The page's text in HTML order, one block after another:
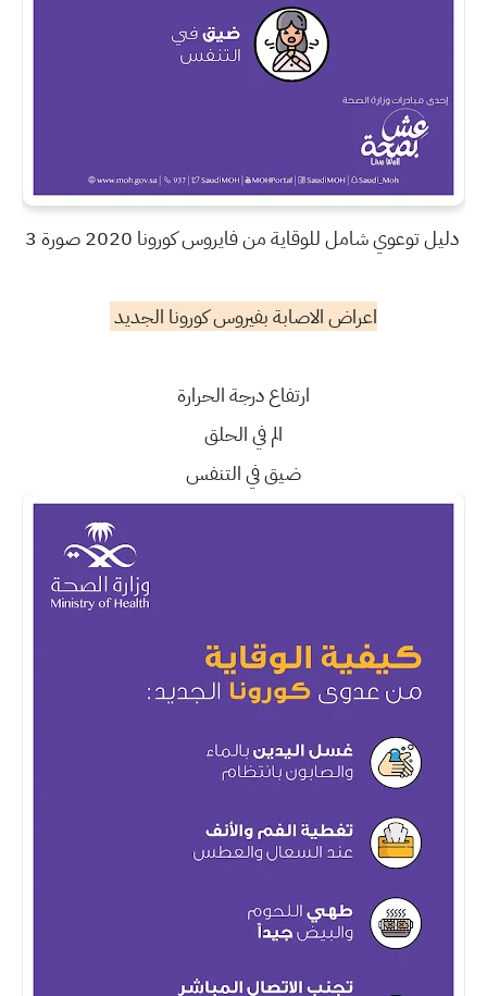
دليل توعوي شامل للوقاية من فايروس كورونا 2020 صورة 3
اعراض الاصابة بفيروس كورونا الجديد
ارتفاع درجة الحرارة
الم في الحلق
ضيق في التنفس